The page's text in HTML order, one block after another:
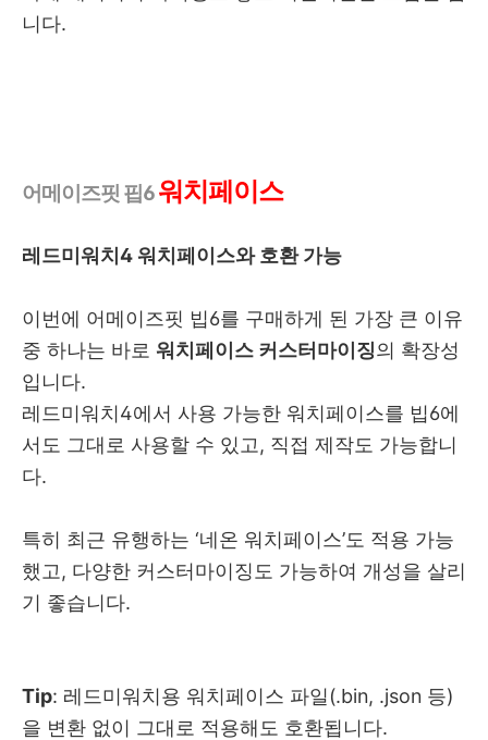
니다.
어메이즈핏 핍6워치페이스
레드미워치4 워치페이스와 호환 가능
이번에 어메이즈핏 빕6를 구매하게 된 가장 큰 이유
중 하나는 바로 워치페이스 커스터마이징의 확장성
입니다.
레드미워치4에서 사용 가능한 워치페이스를 빕6에
서도 그대로 사용할 수 있고, 직접 제작도 가능합니
다.
특히 최근 유행하는 ‘네온 워치페이스’도 적용 가능
했고, 다양한 커스터마이징도 가능하여 개성을 살리
기 좋습니다.
Tip: 레드미워치용 워치페이스 파일(.bin, .json 등)
을 변환 없이 그대로 적용해도 호환됩니다.